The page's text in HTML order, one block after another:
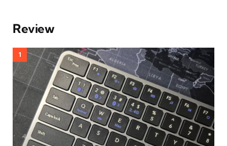
Review